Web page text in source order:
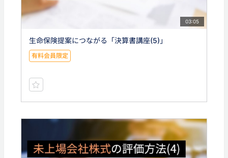
03:05
生命保険提案につながる「決算書講座(5)」
有料会員限定